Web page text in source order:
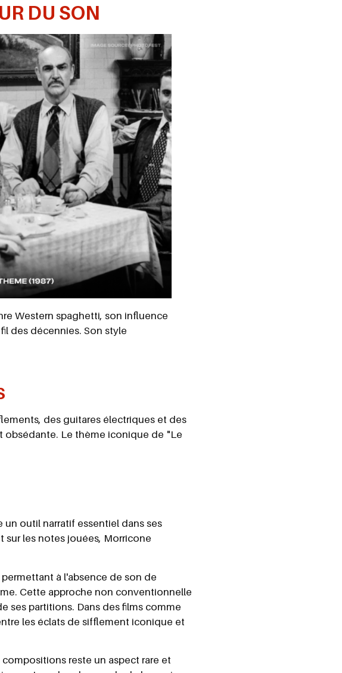
DU SON
Western spaghetti, son influence
des décennies. Son style
des guitares électriques et des
obsédante. Le thème iconique de "Le
outil narratif essentiel dans ses
les notes jouées, Morricone
à l'absence de son de
Cette approche non conventionnelle
ses partitions. Dans des films comme
les éclats de sifflement iconique et
reste un aspect rare et